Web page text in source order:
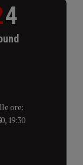
4
ore:
19:30